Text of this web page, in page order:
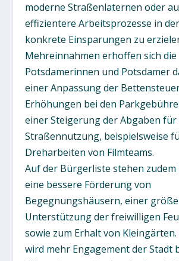
moderne Straßenlaternen oder
effizientere Arbeitsprozesse in
konkrete Einsparungen zu
Mehreinnahmen erhoffen sich die
Potsdamerinnen und Potsdamer
einer Anpassung der
Erhöhungen bei den
einer Steigerung der Abgaben für
Straßennutzung, beispielsweise
Dreharbeiten von Filmteams.
Auf der Bürgerliste stehen
eine bessere Förderung von
Begegnungshäusern, einer
Unterstützung der freiwilligen
sowie zum Erhalt von
wird mehr Engagement der Stadt